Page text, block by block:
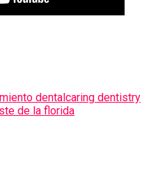
dentalcaring dentistry
de la florida